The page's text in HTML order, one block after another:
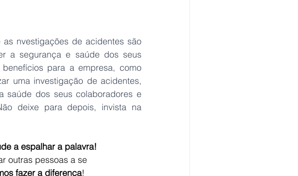
nvestigações de acidentes são
a segurança e saúde dos seus
para a empresa, como
uma investigação de acidentes,
saúde dos seus colaboradores e
deixe para depois, invista na
a espalhar a palavra!
outras pessoas a se
fazer a diferença!